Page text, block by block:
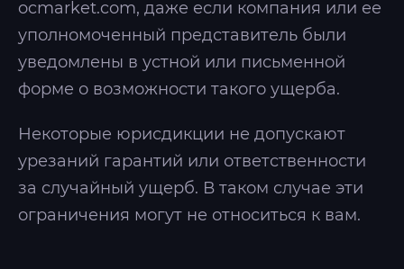
ocmarket.com, даже если компания или ее
уполномоченный представитель были
уведомлены в устной или письменной
форме о возможности такого ущерба.
Некоторые юрисдикции не допускают
урезаний гарантий или ответственности
за случайный ущерб. В таком случае эти
ограничения могут не относиться к вам.